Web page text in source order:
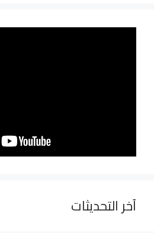
آخر التحديثات